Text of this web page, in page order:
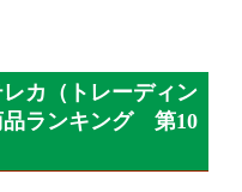
カ（トレーディン
品ランキング 第10